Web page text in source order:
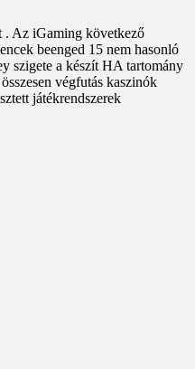
. Az iGaming következő
beenged 15 nem hasonló
szigete a készít HA tartomány
végfutás kaszinók
játékrendszerek